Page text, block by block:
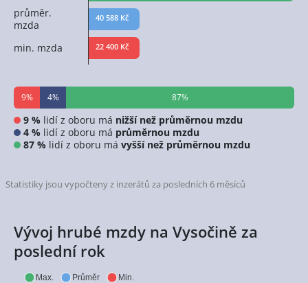
průměr.
mzda
40 588 Kč
min. mzda 22 400 Kč
9% 4% 87%
9 % lidí z oboru má nižší než průměrnou mzdu
4 % lidí z oboru má průměrnou mzdu
87 % lidí z oboru má vyšší než průměrnou mzdu
Statistiky jsou vypočteny z inzerátů za posledních 6 měsíců
Vývoj hrubé mzdy na Vysočině za
poslední rok
Max. Průměr Min.